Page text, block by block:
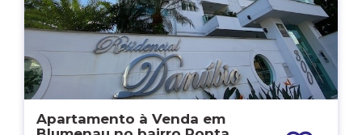
Apartamento à Venda em